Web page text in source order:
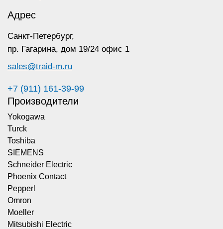
Адрес
Санкт-Петербург,
пр. Гагарина, дом 19/24 офис 1
sales@traid-m.ru
+7 (911) 161-39-99
Производители
Yokogawa
Turck
Toshiba
SIEMENS
Schneider Electric
Phoenix Contact
Pepperl
Omron
Moeller
Mitsubishi Electric